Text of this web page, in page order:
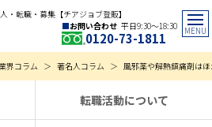
・転職・募集【チアジョブ登販】
お問い合わせ 平日9:30〜18:30
0120-73-1811
界コラム 著名人コラム 風邪薬や解熱鎮痛剤は
転職活動について